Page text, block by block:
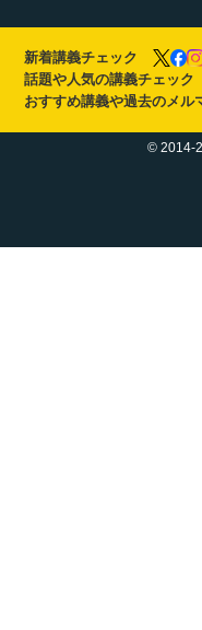
新着講義チェック
話題や人気の講義チェック
おすすめ講義や過去のメル
© 2014-